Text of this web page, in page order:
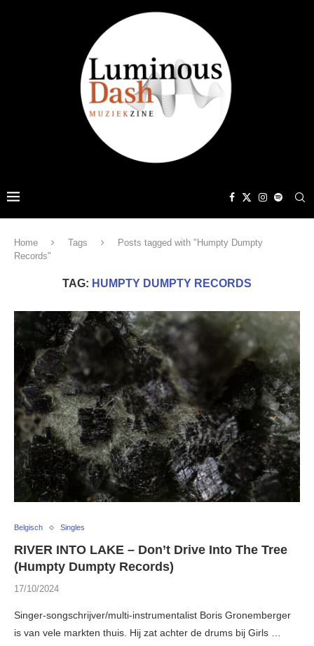
Home Tags
Posts tagged with "Humpty Dumpty
Records"
TAG: HUMPTY DUMPTY RECORDS
Belgisch Singles
RIVER INTO LAKE – Don’t Drive Into The Tree
(Humpty Dumpty Records)
17/10/2024
Singer-songschrijver/multi-instrumentalist Boris Gronemberger
is van vele markten thuis. Hij zat achter de drums bij Girls …